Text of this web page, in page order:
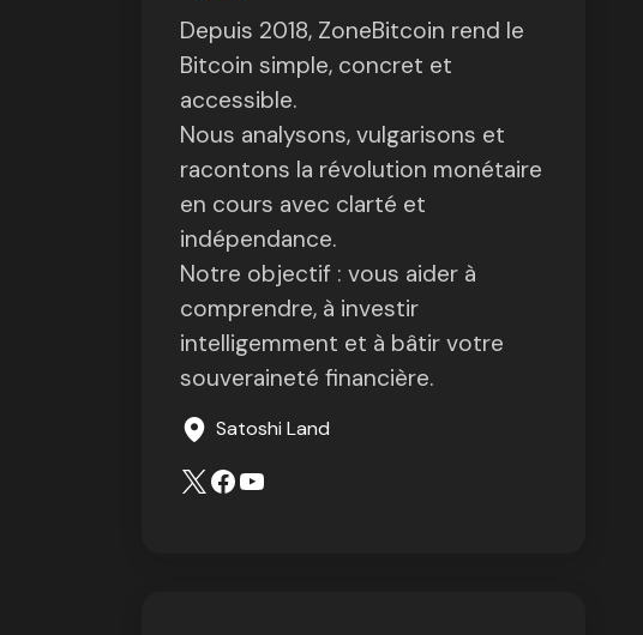
Depuis 2018, ZoneBitcoin rend le
Bitcoin simple, concret et
accessible.
Nous analysons, vulgarisons et
racontons la révolution monétaire
en cours avec clarté et
indépendance.
Notre objectif : vous aider à
comprendre, à investir
intelligemment et à bâtir votre
souveraineté financière.
Satoshi Land